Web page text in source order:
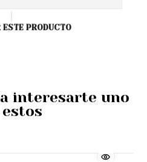
PRODUCTO
interesarte uno
estos